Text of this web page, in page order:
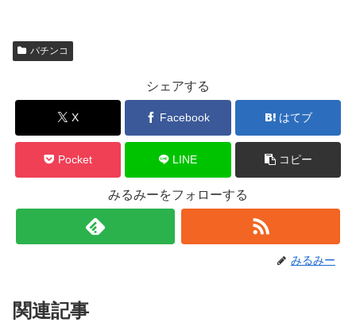
パチンコ
シェアする
X Facebook はてブ
Pocket LINE コピー
みるみーをフォローする
みるみー
関連記事